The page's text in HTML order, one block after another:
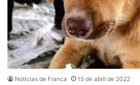
Notícias de Franca 15 de abril de 2022